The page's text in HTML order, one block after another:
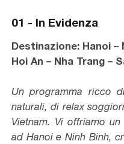
01 - In Evidenza
Destinazione: Hanoi –
Hoi An – Nha Trang –
Un programma ricco
naturali, di relax
Vietnam. Vi offriamo
ad Hanoi e Ninh Binh,